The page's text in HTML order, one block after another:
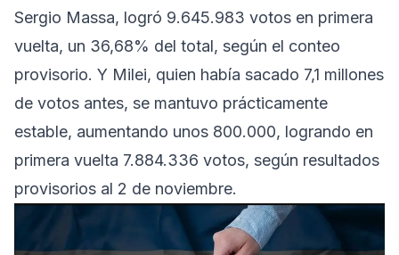
Sergio Massa, logró 9.645.983 votos en primera
vuelta, un 36,68% del total, según el conteo
provisorio. Y Milei, quien había sacado 7,1 millones
de votos antes, se mantuvo prácticamente
estable, aumentando unos 800.000, logrando en
primera vuelta 7.884.336 votos, según resultados
provisorios al 2 de noviembre.